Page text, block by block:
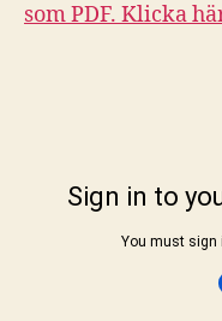
som PDF. Klicka